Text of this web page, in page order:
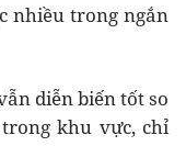
nhiều trong ngắn
diễn biến tốt so
khu vực, chỉ